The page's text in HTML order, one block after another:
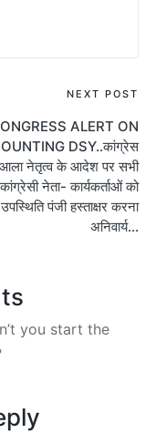
NEXT POST
ALERT ON
DSY..कांग्रेस
नेतृत्व के आदेश पर सभी
कांग्रेसी नेता- कार्यकर्ताओं को
उपस्थिति पंजी हस्ताक्षर करना
अनिवार्य…
you start the